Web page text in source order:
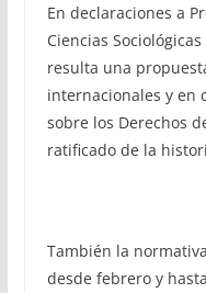
En declaraciones a
Ciencias
resulta una
internacionales y en
sobre los Derechos
ratificado de la
También la
desde febrero y